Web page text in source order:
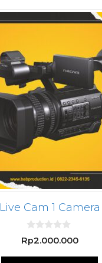
Live Cam 1 Camera
0
o
Rp2.000.000